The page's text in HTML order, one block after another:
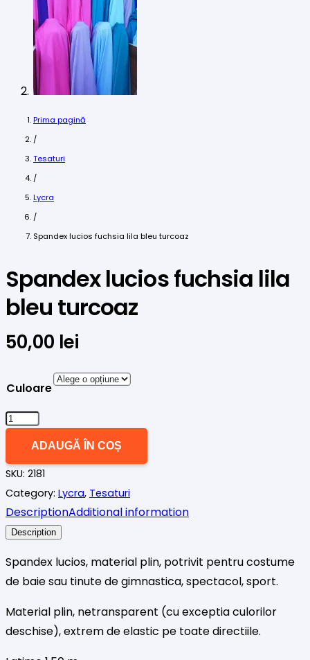
Prima pagină
/
Tesaturi
/
Lycra
/
Spandex lucios fuchsia lila bleu turcoaz
Spandex lucios fuchsia lila
bleu turcoaz
50,00 lei
Culoare
Cantitate
fuchsia
lila
bleu
turcoaz
ADAUGĂ ÎN COȘ
SKU: 2181
Category: Lycra, Tesaturi
DescriptionAdditional information
Description
Spandex lucios, material plin, potrivit pentru costume
de baie sau tinute de gimnastica, spectacol, sport.
Material plin, netransparent (cu exceptia culorilor
deschise), extrem de elastic pe toate directiile.